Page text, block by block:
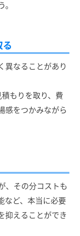
異なることがあり
もりを取り、費
感をつかみながら
、その分コストも
など、本当に必要
抑えることができ